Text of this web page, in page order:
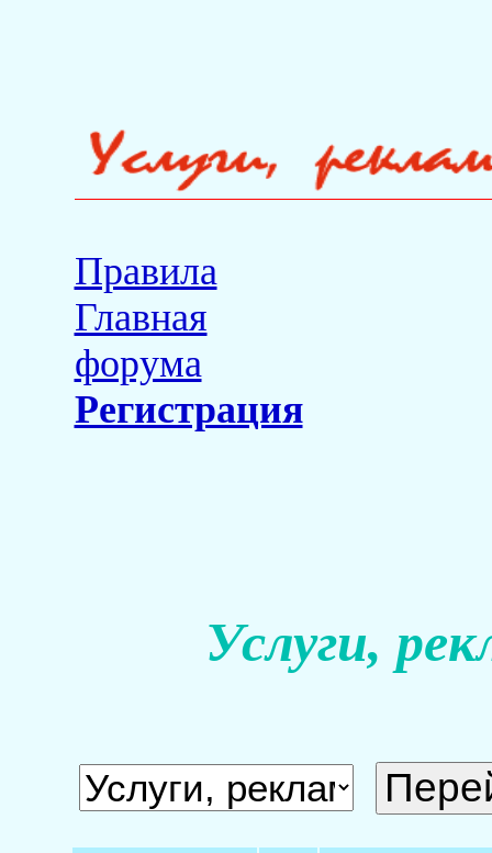
Правила
Главная
форума
Регистрация
Услуги,